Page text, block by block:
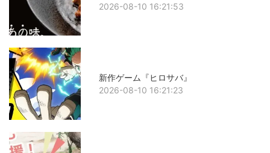
2026-08-10 16:21:53
新作ゲーム『ヒロサバ』
2026-08-10 16:21:23